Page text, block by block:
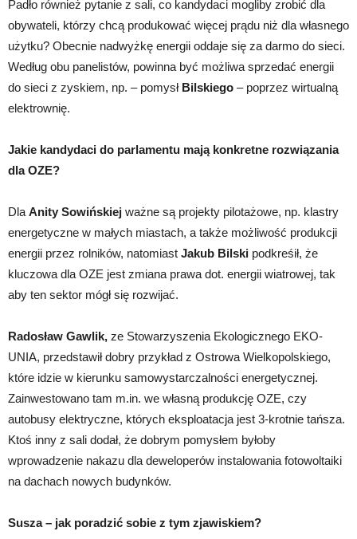
Padło również pytanie z sali, co kandydaci mogliby zrobić dla
obywateli, którzy chcą produkować więcej prądu niż dla własnego
użytku? Obecnie nadwyżkę energii oddaje się za darmo do sieci.
Według obu panelistów, powinna być możliwa sprzedać energii
do sieci z zyskiem, np. – pomysł Bilskiego – poprzez wirtualną
elektrownię.
Jakie kandydaci do parlamentu mają konkretne rozwiązania
dla OZE?
Dla Anity Sowińskiej ważne są projekty pilotażowe, np. klastry
energetyczne w małych miastach, a także możliwość produkcji
energii przez rolników, natomiast Jakub Bilski podkreśił, że
kluczowa dla OZE jest zmiana prawa dot. energii wiatrowej, tak
aby ten sektor mógł się rozwijać.
Radosław Gawlik, ze Stowarzyszenia Ekologicznego EKO-
UNIA, przedstawił dobry przykład z Ostrowa Wielkopolskiego,
które idzie w kierunku samowystarczalności energetycznej.
Zainwestowano tam m.in. we własną produkcję OZE, czy
autobusy elektryczne, których eksploatacja jest 3-krotnie tańsza.
Ktoś inny z sali dodał, że dobrym pomysłem byłoby
wprowadzenie nakazu dla deweloperów instalowania fotowoltaiki
na dachach nowych budynków.
Susza – jak poradzić sobie z tym zjawiskiem?